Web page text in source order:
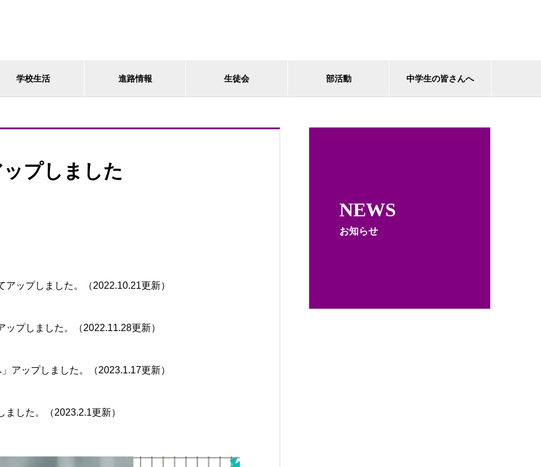
学校生活 進路情報 生徒会 部活動 中学生の皆さんへ
NEWS
お知らせ
プしました
ップしました。 （2022.10.21更新）
プしました。（2022.11.28更新）
アップしました。（2023.1.17更新）
した。（2023.2.1更新）